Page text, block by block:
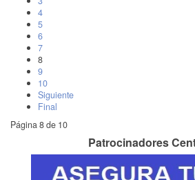
4
5
6
7
8
9
10
Siguiente
Final
Página 8 de 10
Patrocinadores